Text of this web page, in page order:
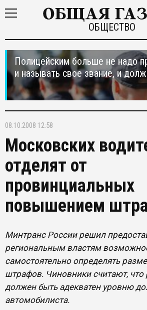
ОБЩЕСТВО
Полицейским больше не надо
и называть свое звание, и
08.10.2008 12:58
Московских
отделят от
провинциальных
повышением
Минтранс России решил
региональным властям
самостоятельно определять
штрафов. Чиновники считают,
должен быть адекватен уровню
автомобилиста.